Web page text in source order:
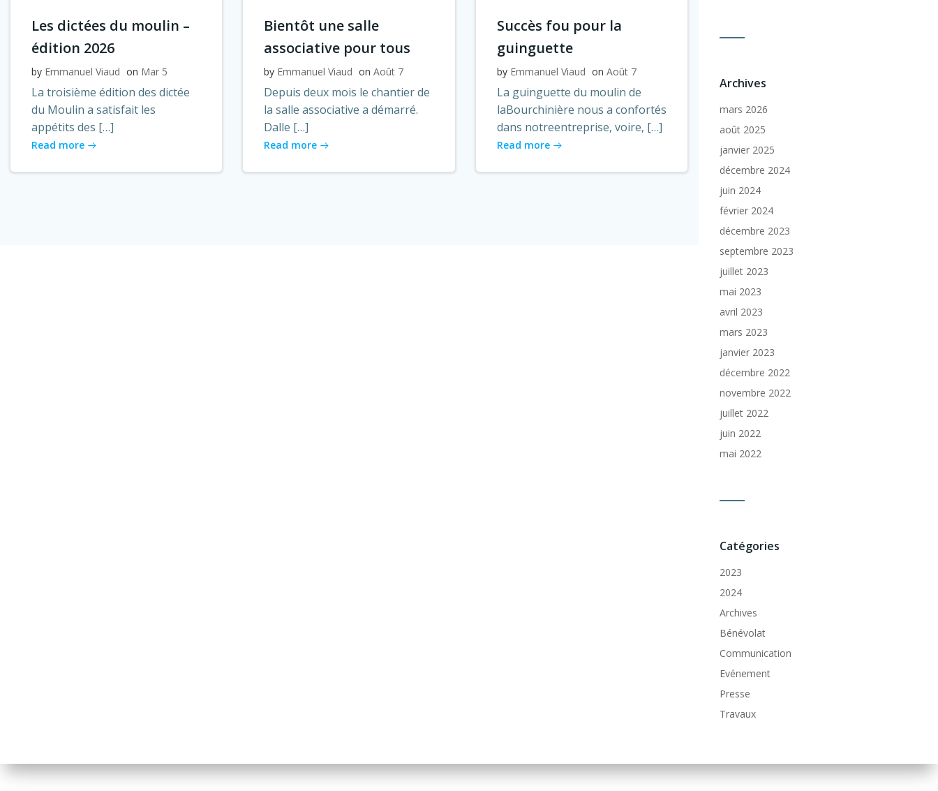
Les dictées du moulin –
édition 2026
by Emmanuel Viaud on Mar 5
La troisième édition des dictée
du Moulin a satisfait les
appétits des […]
Read more
Bientôt une salle
associative pour tous
by Emmanuel Viaud on Août 7
Depuis deux mois le chantier de
la salle associative a démarré.
Dalle […]
Read more
Succès fou pour la
guinguette
by Emmanuel Viaud on Août 7
La guinguette du moulin de
laBourchinière nous a confortés
dans notreentreprise, voire, […]
Read more
Archives
mars 2026
août 2025
janvier 2025
décembre 2024
juin 2024
février 2024
décembre 2023
septembre 2023
juillet 2023
mai 2023
avril 2023
mars 2023
janvier 2023
décembre 2022
novembre 2022
juillet 2022
juin 2022
mai 2022
Catégories
2023
2024
Archives
Bénévolat
Communication
Evénement
Presse
Travaux